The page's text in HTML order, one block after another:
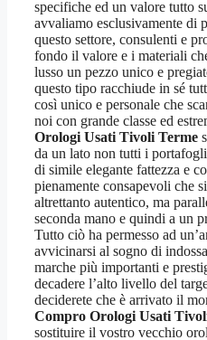
specifiche ed un valore tutto
avvaliamo esclusivamente di
questo settore, consulenti e
fondo il valore e i materiali
lusso un pezzo unico e
questo tipo racchiude in sé
così unico e personale che
noi con grande classe ed
Orologi Usati Tivoli Terme
da un lato non tutti i
di simile elegante fattezza e
pienamente consapevoli che
altrettanto autentico, ma
seconda mano e quindi a un
Tutto ciò ha permesso ad
avvicinarsi al sogno di
marche più importanti e
decadere l’alto livello del
deciderete che è arrivato il
Compro Orologi Usati
sostituire il vostro vecchio